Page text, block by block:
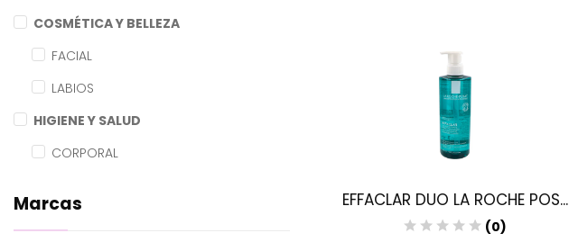
COSMÉTICA Y BELLEZA
FACIAL
LABIOS
HIGIENE Y SALUD
CORPORAL
Marcas EFFACLAR DUO LA ROCHE POS...
(0)